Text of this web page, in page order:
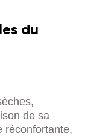
du
de sa
réconfortante,